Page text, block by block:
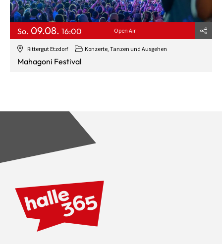
Rittergut Etzdorf Konzerte, Tanzen und Ausgehen
So. 09.08. 16:00 Open Air
Mahagoni Festival